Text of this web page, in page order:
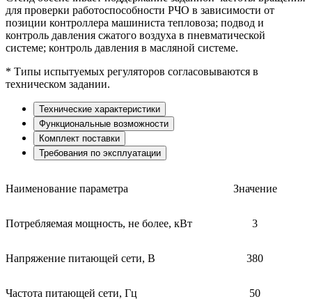
для проверки работоспособности РЧО в зависимости от
позиции контроллера машиниста тепловоза; подвод и
контроль давления сжатого воздуха в пневматической
системе; контроль давления в масляной системе.
* Типы испытуемых регуляторов согласовываются в
техническом задании.
Технические характеристики
Функциональные возможности
Комплект поставки
Требования по эксплуатации
Наименование параметра Значение
Потребляемая мощность, не более, кВт 3
Напряжение питающей сети, В 380
Частота питающей сети, Гц 50